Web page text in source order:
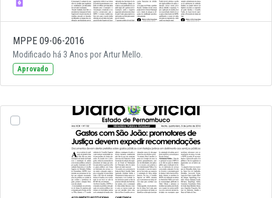
MPPE 09-06-2016
Modificado há 3 Anos por Artur Mello.
Aprovado